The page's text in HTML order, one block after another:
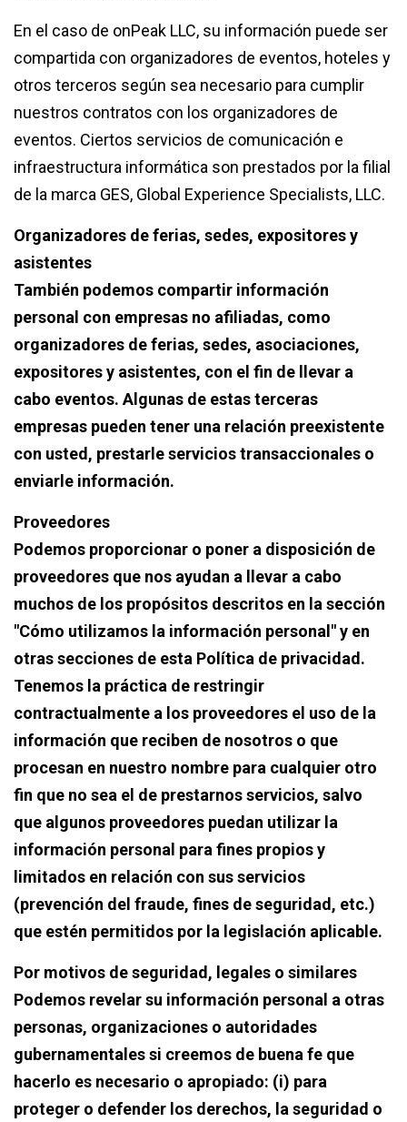
En el caso de onPeak LLC, su información puede ser
compartida con organizadores de eventos, hoteles y
otros terceros según sea necesario para cumplir
nuestros contratos con los organizadores de
eventos. Ciertos servicios de comunicación e
infraestructura informática son prestados por la filial
de la marca GES, Global Experience Specialists, LLC.
Organizadores de ferias, sedes, expositores y
asistentes
También podemos compartir información
personal con empresas no afiliadas, como
organizadores de ferias, sedes, asociaciones,
expositores y asistentes, con el fin de llevar a
cabo eventos. Algunas de estas terceras
empresas pueden tener una relación preexistente
con usted, prestarle servicios transaccionales o
enviarle información.
Proveedores
Podemos proporcionar o poner a disposición de
proveedores que nos ayudan a llevar a cabo
muchos de los propósitos descritos en la sección
"Cómo utilizamos la información personal" y en
otras secciones de esta Política de privacidad.
Tenemos la práctica de restringir
contractualmente a los proveedores el uso de la
información que reciben de nosotros o que
procesan en nuestro nombre para cualquier otro
fin que no sea el de prestarnos servicios, salvo
que algunos proveedores puedan utilizar la
información personal para fines propios y
limitados en relación con sus servicios
(prevención del fraude, fines de seguridad, etc.)
que estén permitidos por la legislación aplicable.
Por motivos de seguridad, legales o similares
Podemos revelar su información personal a otras
personas, organizaciones o autoridades
gubernamentales si creemos de buena fe que
hacerlo es necesario o apropiado: (i) para
proteger o defender los derechos, la seguridad o